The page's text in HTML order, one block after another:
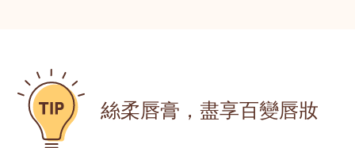
絲柔唇膏，盡享百變唇妝